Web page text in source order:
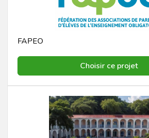
FAPEO
Choisir ce projet